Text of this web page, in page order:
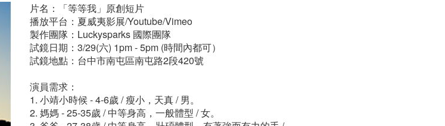
片名：「等等我」原創短片
播放平台：夏威夷影展/Youtube/Vimeo
製作團隊：Luckysparks 國際團隊
試鏡日期：3/29(六) 1pm - 5pm (時間內都可）
試鏡地點：台中市南屯區南屯路2段420號
演員需求：
1. 小靖小時候 - 4-6歲 / 瘦小，天真 / 男。
2. 媽媽 - 25-35歲 / 中等身高，一般體型 / 女。